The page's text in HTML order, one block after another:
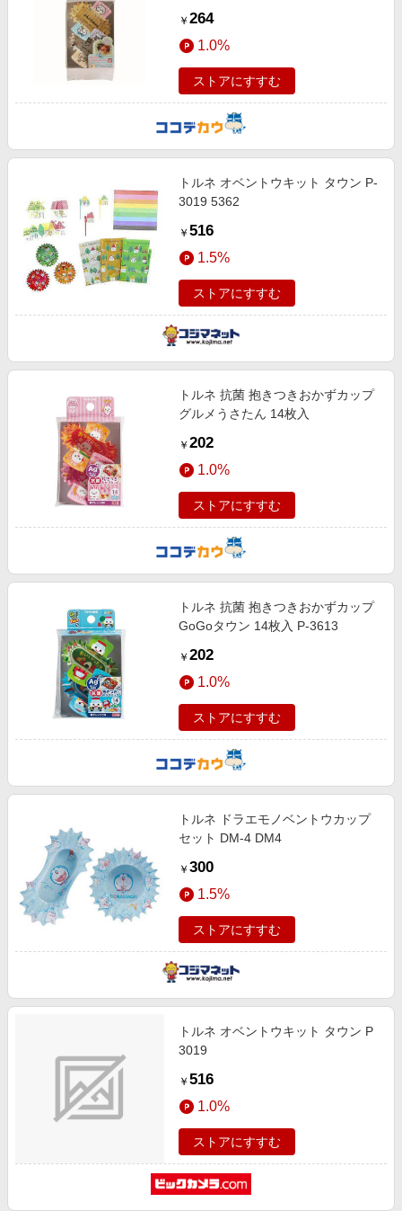
￥ 264
1.0%
ストアにすすむ
トルネ オベントウキット タウン P-
3019 5362
￥ 516
1.5%
ストアにすすむ
トルネ 抗菌 抱きつきおかずカップ
グルメうさたん 14枚入
￥ 202
1.0%
ストアにすすむ
トルネ 抗菌 抱きつきおかずカップ
GoGoタウン 14枚入 P-3613
￥ 202
1.0%
ストアにすすむ
トルネ ドラエモノベントウカップ
セット DM-4 DM4
￥ 300
1.5%
ストアにすすむ
トルネ オベントウキット タウン P
3019
￥ 516
1.0%
ストアにすすむ